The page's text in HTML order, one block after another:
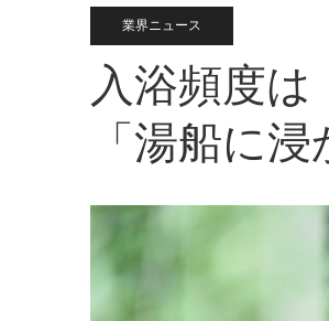
業界ニュース
入浴頻度は
「湯船に